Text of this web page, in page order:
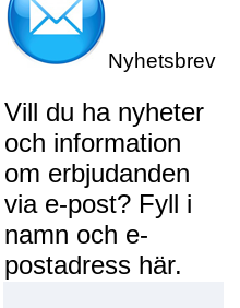
Nyhetsbrev
Vill du ha nyheter
och information
om erbjudanden
via e-post? Fyll i
namn och e-
postadress här.